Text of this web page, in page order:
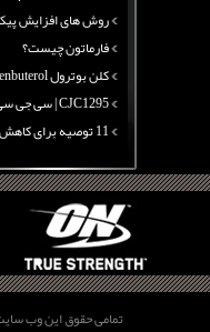
روش های افزایش
فارماتون چیست؟
کلن بوترول Clenbuterol
CJC1295 | سی جی سی 1295
11 توصیه برای کاهش اشتها
چربی سوزی با چای
بیوگرافی علی تبریزی
منابع پروتئینی غیر
آرژنین ، فواید
گلوتامین ، انواع
پروتئین ، انواع
تمامی حقوق این وب